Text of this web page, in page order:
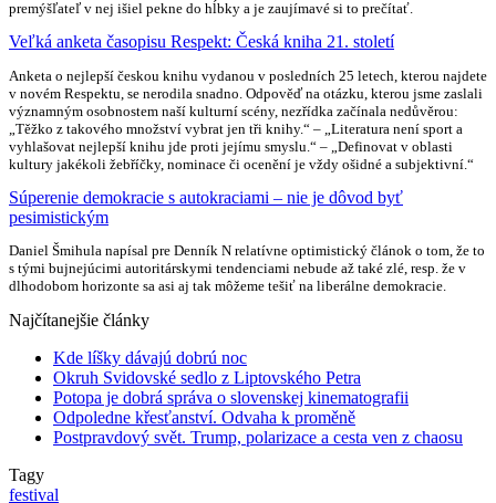
premýšľateľ v nej išiel pekne do hĺbky a je zaujímavé si to prečítať.
Veľká anketa časopisu Respekt: Česká kniha 21. století
Anketa o nejlepší českou knihu vydanou v posledních 25 letech, kterou najdete
v novém Respektu, se nerodila snadno. Odpověď na otázku, kterou jsme zaslali
významným osobnostem naší kulturní scény, nezřídka začínala nedůvěrou:
„Těžko z takového množství vybrat jen tři knihy.“ – „Literatura není sport a
vyhlašovat nejlepší knihu jde proti jejímu smyslu.“ – „Definovat v oblasti
kultury jakékoli žebříčky, nominace či ocenění je vždy ošidné a subjektivní.“
Súperenie demokracie s autokraciami – nie je dôvod byť
pesimistickým
Daniel Šmihula napísal pre Denník N relatívne optimistický článok o tom, že to
s tými bujnejúcimi autoritárskymi tendenciami nebude až také zlé, resp. že v
dlhodobom horizonte sa asi aj tak môžeme tešiť na liberálne demokracie.
Najčítanejšie články
Kde líšky dávajú dobrú noc
Okruh Svidovské sedlo z Liptovského Petra
Potopa je dobrá správa o slovenskej kinematografii
Odpoledne křesťanství. Odvaha k proměně
Postpravdový svět. Trump, polarizace a cesta ven z chaosu
Tagy
festival